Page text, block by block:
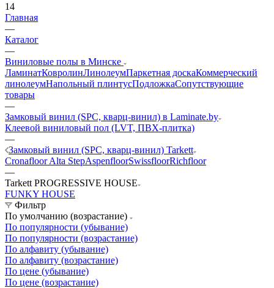
14
Главная
—
Каталог
—
Виниловые полы в Минске
ЛаминатКовролинЛинолеумПаркетная доскаКоммерческий
линолеумНапольный плинтусПодложкаСопутствующие
товары
—
Замковый винил (SPC, кварц-винил) в Laminate.by
Клеевой виниловый пол (LVT, ПВХ-плитка)
—
Замковый винил (SPC, кварц-винил) Tarkett
CronafloorAlta StepAspenfloorSwissfloorRichfloor
—
Tarkett PROGRESSIVE HOUSE
FUNKY HOUSE
Фильтр
По умолчанию (возрастание)
По популярности (убывание)
По популярности (возрастание)
По алфавиту (убывание)
По алфавиту (возрастание)
По цене (убывание)
По цене (возрастание)